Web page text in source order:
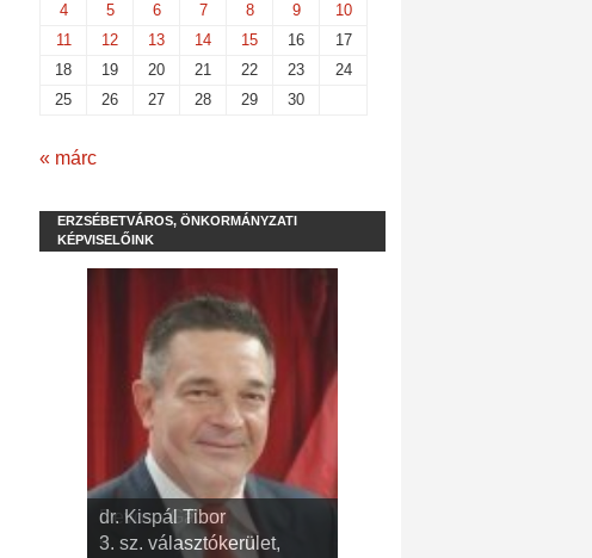
4
5 6 7 8 9
10
11
12 13 14 15 16
17
18
19 20 21 22 23
24
25
26 27 28 29 30
« márc
ERZSÉBETVÁROS, ÖNKORMÁNYZATI
KÉPVISELŐINK
dr. Kispál Tibor
3. sz. választókerület,
Devosa Gábor
9. sz. választókerület,